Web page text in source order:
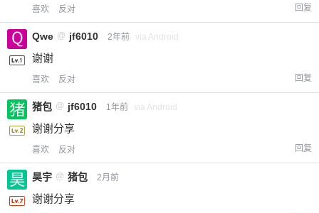
喜欢 反对 回复
Qwe @ jf6010 2年前 via Android
谢谢
喜欢 反对 回复
猪包 @ jf6010 1年前 via Android
谢谢分享
喜欢 反对 回复
昊宇 @ 猪包 2月前
谢谢分享